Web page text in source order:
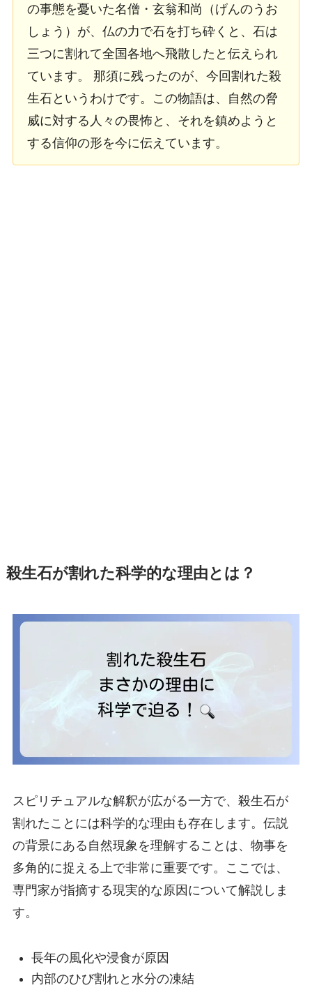
の事態を憂いた名僧・玄翁和尚（げんのうお
しょう）が、仏の力で石を打ち砕くと、石は
三つに割れて全国各地へ飛散したと伝えられ
ています。 那須に残ったのが、今回割れた殺
生石というわけです。この物語は、自然の脅
威に対する人々の畏怖と、それを鎮めようと
する信仰の形を今に伝えています。
殺生石が割れた科学的な理由とは？
スピリチュアルな解釈が広がる一方で、殺生石が
割れたことには科学的な理由も存在します。伝説
の背景にある自然現象を理解することは、物事を
多角的に捉える上で非常に重要です。ここでは、
専門家が指摘する現実的な原因について解説しま
す。
長年の風化や浸食が原因
内部のひび割れと水分の凍結